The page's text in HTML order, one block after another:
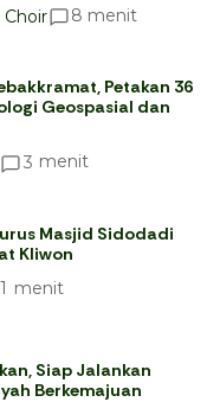
8 menit
Petakan 36
Geospasial dan
3 menit
Masjid Sidodadi
Kliwon
1 menit
Siap Jalankan
Berkemajuan